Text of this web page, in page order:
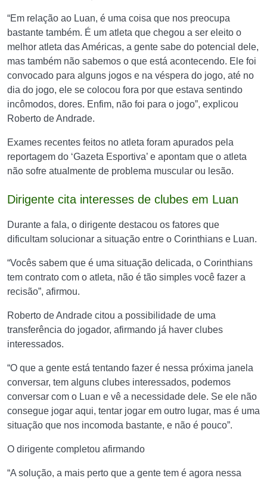
“Em relação ao Luan, é uma coisa que nos preocupa
bastante também. É um atleta que chegou a ser eleito o
melhor atleta das Américas, a gente sabe do potencial dele,
mas também não sabemos o que está acontecendo. Ele foi
convocado para alguns jogos e na véspera do jogo, até no
dia do jogo, ele se colocou fora por que estava sentindo
incômodos, dores. Enfim, não foi para o jogo”, explicou
Roberto de Andrade.
Exames recentes feitos no atleta foram apurados pela
reportagem do ‘Gazeta Esportiva’ e apontam que o atleta
não sofre atualmente de problema muscular ou lesão.
Dirigente cita interesses de clubes em Luan
Durante a fala, o dirigente destacou os fatores que
dificultam solucionar a situação entre o Corinthians e Luan.
“Vocês sabem que é uma situação delicada, o Corinthians
tem contrato com o atleta, não é tão simples você fazer a
recisão”, afirmou.
Roberto de Andrade citou a possibilidade de uma
transferência do jogador, afirmando já haver clubes
interessados.
“O que a gente está tentando fazer é nessa próxima janela
conversar, tem alguns clubes interessados, podemos
conversar com o Luan e vê a necessidade dele. Se ele não
consegue jogar aqui, tentar jogar em outro lugar, mas é uma
situação que nos incomoda bastante, e não é pouco”.
O dirigente completou afirmando
“A solução, a mais perto que a gente tem é agora nessa